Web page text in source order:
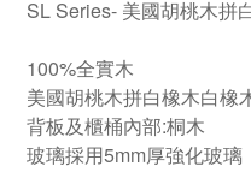
SL Series- 美國胡桃木拼
100%全實木
美國胡桃木拼白橡木白橡
背板及櫃桶內部:桐木
玻璃採用5mm厚強化玻璃